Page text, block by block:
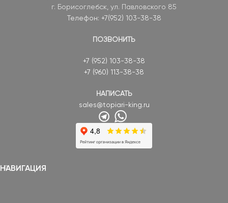
г. Борисоглебск, ул. Павловского 85
Телефон: +7(952) 103-38-38
ПОЗВОНИТЬ
+7 (952) 103-38-38
+7 (960) 113-38-38
НАПИСАТЬ
sales@topiari-king.ru
НАВИГАЦИЯ